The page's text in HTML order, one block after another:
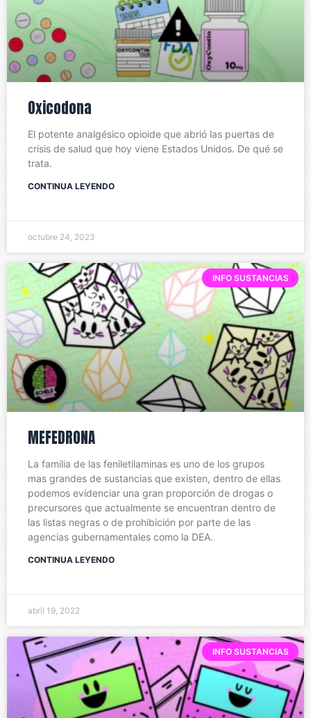
Oxicodona
El potente analgésico opioide que abrió las puertas de
crisis de salud que hoy viene Estados Unidos. De qué se
trata.
CONTINUA LEYENDO
octubre 24, 2023
INFO SUSTANCIAS
MEFEDRONA
La familia de las feniletilaminas es uno de los grupos
mas grandes de sustancias que existen, dentro de ellas
podemos evidenciar una gran proporción de drogas o
precursores que actualmente se encuentran dentro de
las listas negras o de prohibición por parte de las
agencias gubernamentales como la DEA.
CONTINUA LEYENDO
abril 19, 2022
INFO SUSTANCIAS